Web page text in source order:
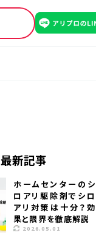
最新記事
ホームセンターのシ
ロアリ駆除剤でシロ
アリ対策は十分？効
果と限界を徹底解説
2026.05.01